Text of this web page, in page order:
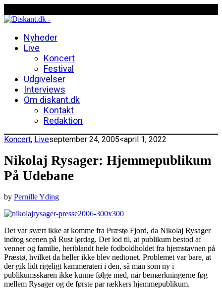
Nyheder
Live
Koncert
Festival
Udgivelser
Interviews
Om diskant.dk
Kontakt
Redaktion
Koncert, Liveseptember 24, 2005<april 1, 2022
Nikolaj Rysager: Hjemmepublikum
På Udebane
by Pernille Yding
Det var svært ikke at komme fra Præstø Fjord, da Nikolaj Rysager
indtog scenen på Rust lørdag. Det lod til, at publikum bestod af
venner og familie, heriblandt hele fodboldholdet fra hjemstavnen på
Præstø, hvilket da heller ikke blev nedtonet. Problemet var bare, at
der gik lidt rigeligt kammerateri i den, så man som ny i
publikumsskaren ikke kunne følge med, når bemærkningerne føg
mellem Rysager og de første par rækkers hjemmepublikum.